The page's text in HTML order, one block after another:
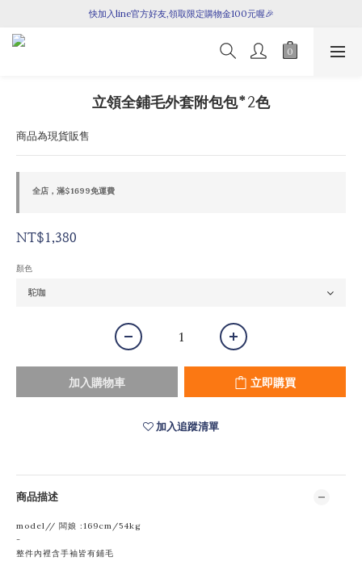
七月新品上架囉！
快加入line官方好友,領取限定購物金100元喔🎉
立領全鋪毛外套附包包*2色
商品為現貨販售
全店，滿$1699免運費
NT$1,380
顏色
加入購物車 立即購買
加入追蹤清單
商品描述
model// 闆娘 :169cm/54kg
-
整件內裡含手袖皆有鋪毛